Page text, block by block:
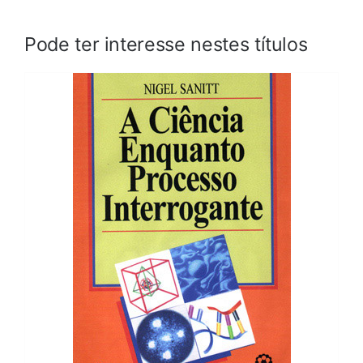
Pode ter interesse nestes títulos